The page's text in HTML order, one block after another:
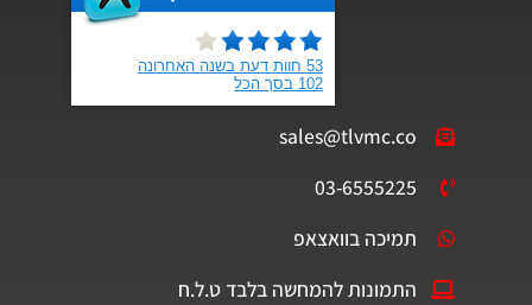
sales@tlvmc.co
03-6555225
תמיכה בוואצאפ
התמונות להמחשה בלבד ט.ל.ח